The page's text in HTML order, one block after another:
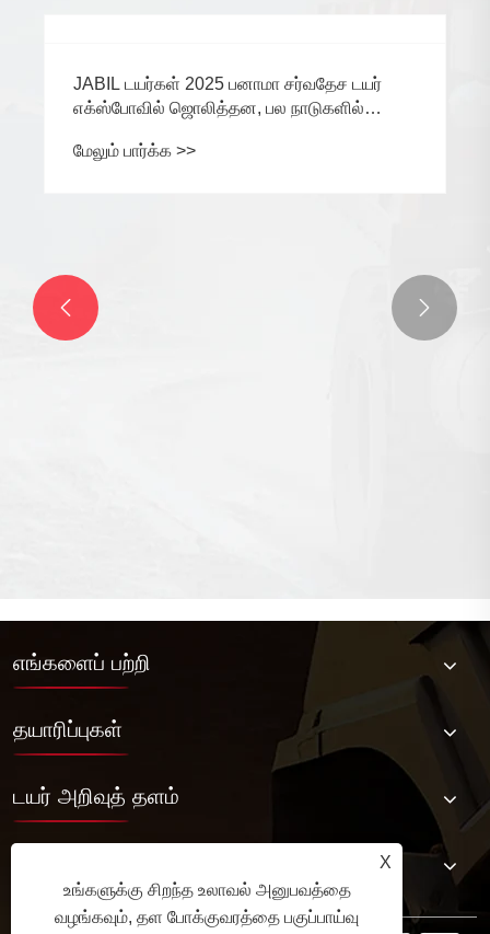
 
எங்களைப் பற்றி
தயாரிப்புகள்
டயர் அறிவுத் தளம்
X
உங்களுக்கு சிறந்த உலாவல் அனுபவத்தை
வழங்கவும், தள போக்குவரத்தை பகுப்பாய்வு